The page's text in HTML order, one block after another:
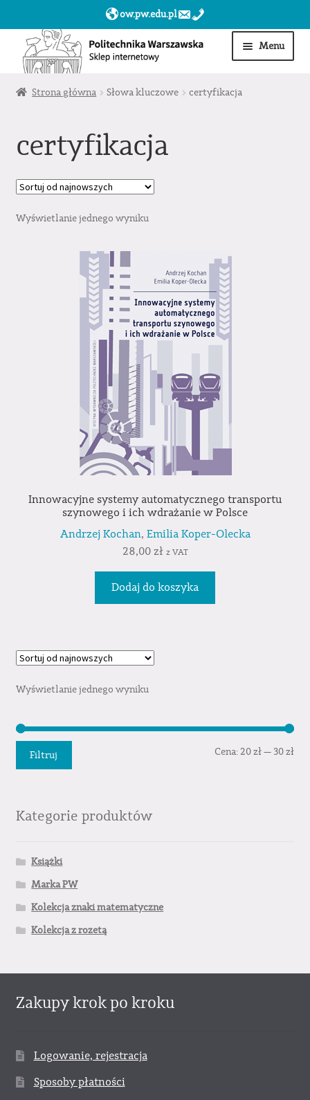
ow.pw.edu.pl
Przejdź
do
nawigacji
Przejdź
do
treści
Menu
Start
Moje konto
Strona główna Słowa kluczowe certyfikacja
certyfikacja
Wyświetlanie jednego wyniku
Innowacyjne systemy automatycznego transportu
szynowego i ich wdrażanie w Polsce
Andrzej Kochan, Emilia Koper-Olecka
28,00 zł z VAT
Dodaj do koszyka
Wyświetlanie jednego wyniku
Filtruj Cena:20 zł— 30 zł
Kategorie produktów
Książki
Marka PW
Kolekcja znaki matematyczne
Kolekcja z rozetą
Zakupy krok po kroku
Logowanie, rejestracja
Sposoby płatności